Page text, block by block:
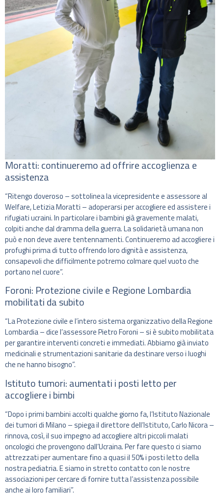
Moratti: continueremo ad offrire accoglienza e
assistenza
“Ritengo doveroso – sottolinea la vicepresidente e assessore al
Welfare, Letizia Moratti – adoperarsi per accogliere ed assistere i
rifugiati ucraini. In particolare i bambini già gravemente malati,
colpiti anche dal dramma della guerra. La solidarietà umana non
può e non deve avere tentennamenti. Continueremo ad accogliere i
profughi prima di tutto offrendo loro dignità e assistenza,
consapevoli che difficilmente potremo colmare quel vuoto che
portano nel cuore”.
Foroni: Protezione civile e Regione Lombardia
mobilitati da subito
“La Protezione civile e l’intero sistema organizzativo della Regione
Lombardia – dice l’assessore Pietro Foroni – si è subito mobilitata
per garantire interventi concreti e immediati. Abbiamo già inviato
medicinali e strumentazioni sanitarie da destinare verso i luoghi
che ne hanno bisogno”.
Istituto tumori: aumentati i posti letto per
accogliere i bimbi
“Dopo i primi bambini accolti qualche giorno fa, l’Istituto Nazionale
dei tumori di Milano – spiega il direttore dell’Istituto, Carlo Nicora –
rinnova, così, il suo impegno ad accogliere altri piccoli malati
oncologici che provengono dall’Ucraina. Per fare questo ci siamo
attrezzati per aumentare fino a quasi il 50% i posti letto della
nostra pediatria. E siamo in stretto contatto con le nostre
associazioni per cercare di fornire tutta l’assistenza possibile
anche ai loro familiari”.